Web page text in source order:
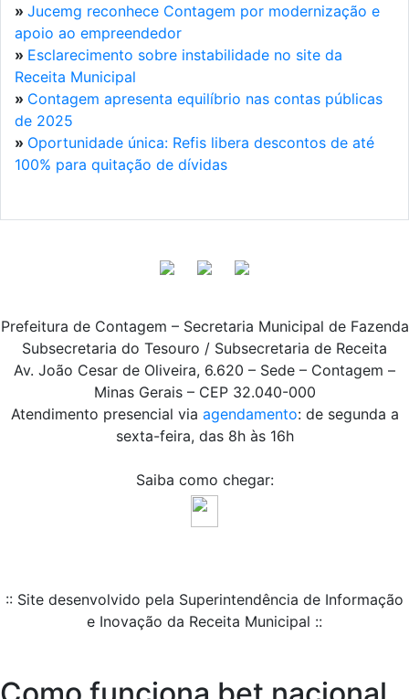
» Jucemg reconhece Contagem por modernização e
apoio ao empreendedor
» Esclarecimento sobre instabilidade no site da
Receita Municipal
» Contagem apresenta equilíbrio nas contas públicas
de 2025
» Oportunidade única: Refis libera descontos de até
100% para quitação de dívidas
Prefeitura de Contagem – Secretaria Municipal de Fazenda
Subsecretaria do Tesouro / Subsecretaria de Receita
Av. João Cesar de Oliveira, 6.620 – Sede – Contagem –
Minas Gerais – CEP 32.040-000
Atendimento presencial via agendamento: de segunda a
sexta-feira, das 8h às 16h
Saiba como chegar:
:: Site desenvolvido pela Superintendência de Informação
e Inovação da Receita Municipal ::